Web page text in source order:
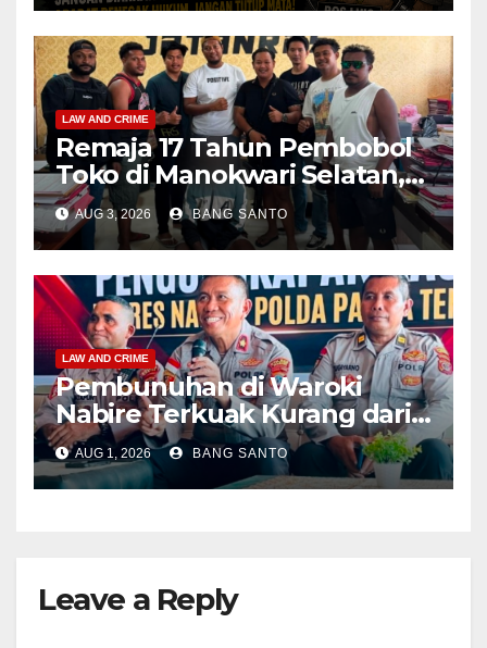
Kroninya
LAW AND CRIME
Remaja 17 Tahun Pembobol
Toko di Manokwari Selatan,
Akhirnya Diamankan Tim
Jatanras Polda Papua Barat
AUG 3, 2026 BANG SANTO
LAW AND CRIME
Pembunuhan di Waroki
Nabire Terkuak Kurang dari
24 Jam
AUG 1, 2026 BANG SANTO
Leave a Reply